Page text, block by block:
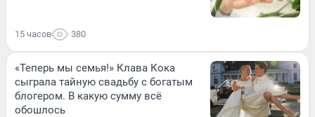
15 часов 380
«Теперь мы семья!» Клава Кока
сыграла тайную свадьбу с богатым
блогером. В какую сумму всё
обошлось